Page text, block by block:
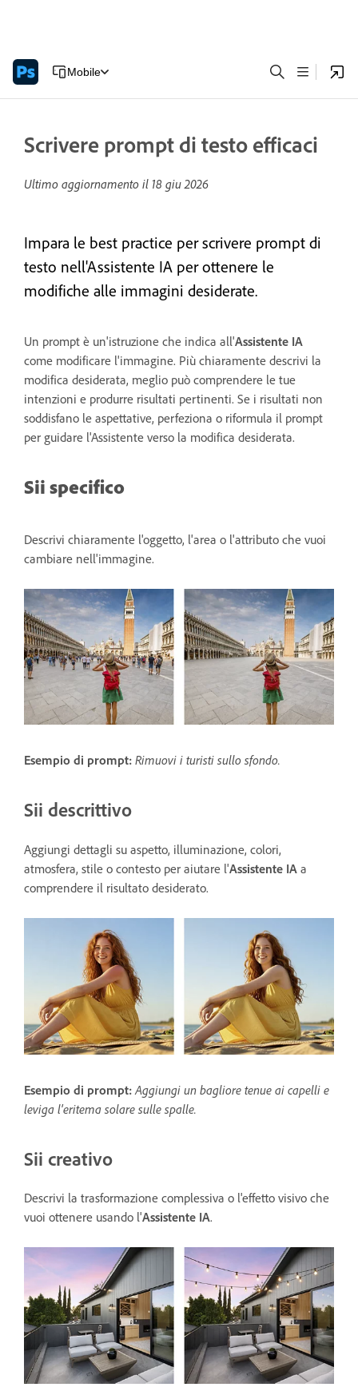
Mobile
Scrivere prompt di testo efficaci
Ultimo aggiornamento il 18 giu 2026
Impara le best practice per scrivere prompt di
testo nell'Assistente IA per ottenere le
modifiche alle immagini desiderate.
Un prompt è un'istruzione che indica all'Assistente IA
come modificare l'immagine. Più chiaramente descrivi la
modifica desiderata, meglio può comprendere le tue
intenzioni e produrre risultati pertinenti. Se i risultati non
soddisfano le aspettative, perfeziona o riformula il prompt
per guidare l'Assistente verso la modifica desiderata.
Sii specifico
Descrivi chiaramente l'oggetto, l'area o l'attributo che vuoi
cambiare nell'immagine.
Esempio di prompt: Rimuovi i turisti sullo sfondo.
Sii descrittivo
Aggiungi dettagli su aspetto, illuminazione, colori,
atmosfera, stile o contesto per aiutare l'Assistente IA a
comprendere il risultato desiderato.
Esempio di prompt: Aggiungi un bagliore tenue ai capelli e
leviga l'eritema solare sulle spalle.
Sii creativo
Descrivi la trasformazione complessiva o l'effetto visivo che
vuoi ottenere usando l'Assistente IA.